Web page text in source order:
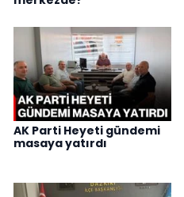
AK Parti Heyeti gündemi
masaya yatırdı